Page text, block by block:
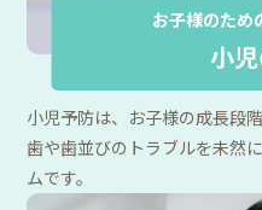
お子様のため
小
小児予防は、お子様の成長段
歯や歯並びのトラブルを未然
ムです。